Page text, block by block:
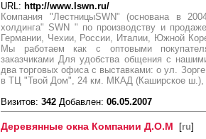
URL: http://www.lswn.ru/
Компания "ЛестницыSWN" (основана в
холдинга" SWN " по производству и
Германии, Чехии, России, Италии, Южной
Мы работаем как с оптовыми
заказчиками Для удобства общения с
два торговых офиса с выставками: o ул.
в ТЦ "Твой Дом", 24 км. МКАД (Каширское ш.),
Визитов: 342 Добавлен: 06.05.2007
Деревянные окна Компании Д.О.М [ru]